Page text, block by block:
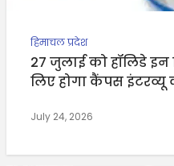
हिमाचल प्रदेश
27 जुलाई को हॉलिडे इन
लिए होगा कैंपस
July 24, 2026